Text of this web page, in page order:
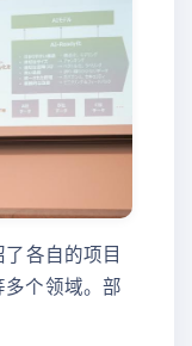
各自的项目
个领域。部